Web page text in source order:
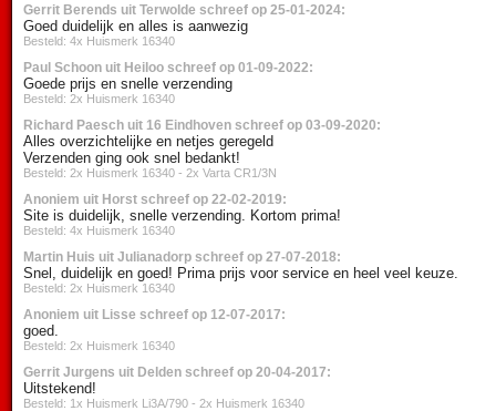
Gerrit Berends uit Terwolde schreef op 25-01-2024:
Goed duidelijk en alles is aanwezig
Besteld: 4x Huismerk 16340
Paul Schoon uit Heiloo schreef op 01-09-2022:
Goede prijs en snelle verzending
Besteld: 2x Huismerk 16340
Richard Paesch uit 16 Eindhoven schreef op 03-09-2020:
Alles overzichtelijke en netjes geregeld
Verzenden ging ook snel bedankt!
Besteld: 2x Huismerk 16340 - 2x Varta CR1/3N
Anoniem uit Horst schreef op 22-02-2019:
Site is duidelijk, snelle verzending. Kortom prima!
Besteld: 4x Huismerk 16340
Martin Huis uit Julianadorp schreef op 27-07-2018:
Snel, duidelijk en goed! Prima prijs voor service en heel veel keuze.
Besteld: 2x Huismerk 16340
Anoniem uit Lisse schreef op 12-07-2017:
goed.
Besteld: 2x Huismerk 16340
Gerrit Jurgens uit Delden schreef op 20-04-2017:
Uitstekend!
Besteld: 1x Huismerk Li3A/790 - 2x Huismerk 16340